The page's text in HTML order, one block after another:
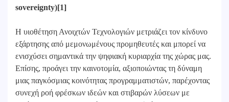
sovereignty)[1]
Η υιοθέτηση Ανοιχτών Τεχνολογιών μετριάζει τον κίνδυνο
εξάρτησης από μεμονωμένους προμηθευτές και μπορεί να
ενισχύσει σημαντικά την ψηφιακή κυριαρχία της χώρας μας.
Επίσης, προάγει την καινοτομία, αξιοποιώντας τη δύναμη
μιας παγκόσμιας κοινότητας προγραμματιστών, παρέχοντας
συνεχή ροή φρέσκων ιδεών και στιβαρών λύσεων με